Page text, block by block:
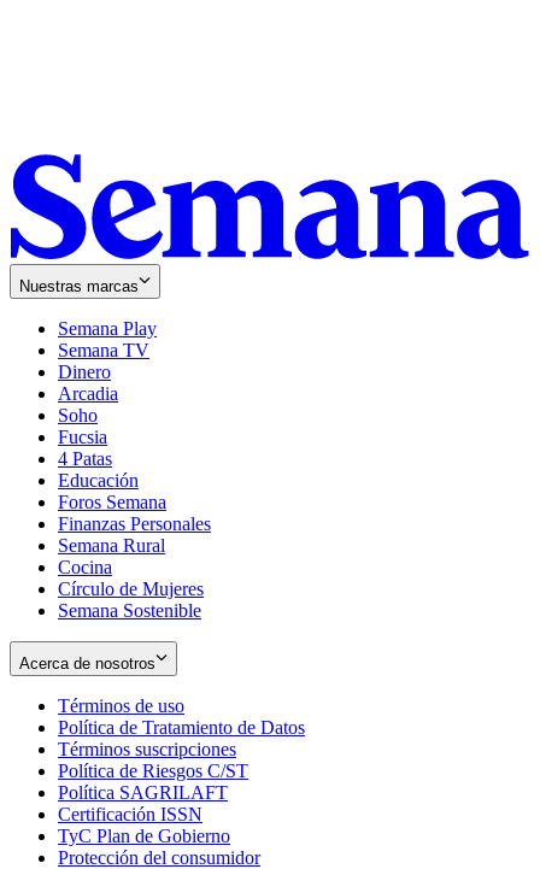
Nuestras marcas
Semana Play
Semana TV
Dinero
Arcadia
Soho
in
new
window
Fucsia
in
new
window
4 Patas
Educación
Foros Semana
Finanzas Personales
Semana Rural
Cocina
Círculo de Mujeres
Semana Sostenible
Acerca de nosotros
Términos de uso
in
new
window
Política de Tratamiento de Datos
Términos suscripciones
in
Política de Riesgos C/ST
Política SAGRILAFT
new
window
Certificación ISSN
in
new
TyC Plan de Gobierno
in
Protección del consumidorOpens